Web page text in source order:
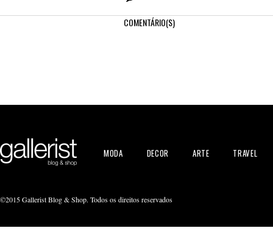
COMENTÁRIO(S)
MODA DECOR ARTE TRAVEL
©2015 Gallerist Blog & Shop. Todos os direitos reservados